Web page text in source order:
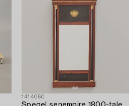
1414060